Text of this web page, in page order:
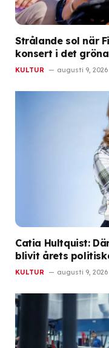
Strålande sol när
konsert i det gröna
KULTUR augusti 9, 2026
Catia Hultquist:
blivit årets
KULTUR augusti 9, 2026